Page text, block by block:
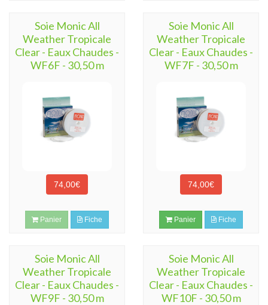
Soie Monic All
Weather Tropicale
Clear - Eaux Chaudes -
WF6F - 30,50 m
74,00€
Panier Fiche
Soie Monic All
Weather Tropicale
Clear - Eaux Chaudes -
WF7F - 30,50 m
74,00€
Panier Fiche
Soie Monic All
Weather Tropicale
Clear - Eaux Chaudes -
WF9F - 30,50 m
Soie Monic All
Weather Tropicale
Clear - Eaux Chaudes -
WF10F - 30,50 m